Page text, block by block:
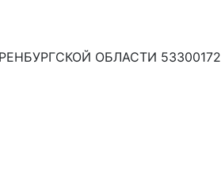
ОБЛАСТИ 53300172